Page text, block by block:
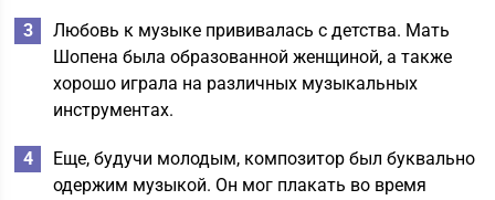
Любовь к музыке прививалась с детства. Мать
Шопена была образованной женщиной, а также
хорошо играла на различных музыкальных
инструментах.
Еще, будучи молодым, композитор был буквально
одержим музыкой. Он мог плакать во время